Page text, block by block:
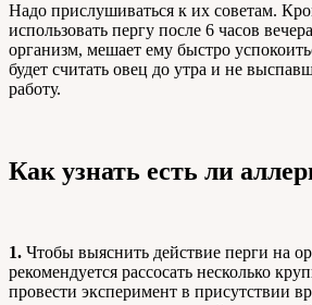
Надо прислушиваться к их советам.
использовать пергу после 6 часов
организм, мешает ему быстро
будет считать овец до утра и не
работу.
Как узнать есть ли
1. Чтобы выяснить действие перги на
рекомендуется рассосать несколько
провести эксперимент в присутствии